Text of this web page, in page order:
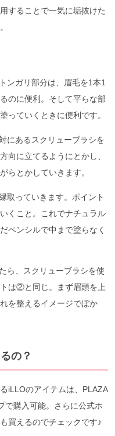
することで一気に垢抜けた
ンガリ部分は、眉毛を1本1
のに便利。そして平らな部
っていくときに便利です。
にあるスクリューブラシを
向に立てるようにとかし、
らとかしていきます。
取っていきます。ポイント
くこと。これでナチュラル
ペンシルで中まで塗らなく
ら、スクリューブラシを使
は②と同じ。まず眉頭を上
を整えるイメージでぼか
の？
iLLOのアイテムは、PLAZA
で購入可能。さらに公式ホ
買えるのでチェックです♪